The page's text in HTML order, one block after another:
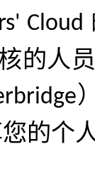
Cloud
的人
的个